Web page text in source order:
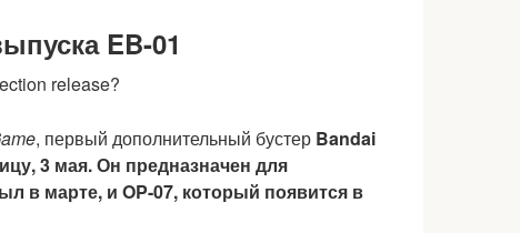
EB-01
, первый дополнительный бустер Bandai
3 мая. Он предназначен для
в марте, и OP-07, который появится в